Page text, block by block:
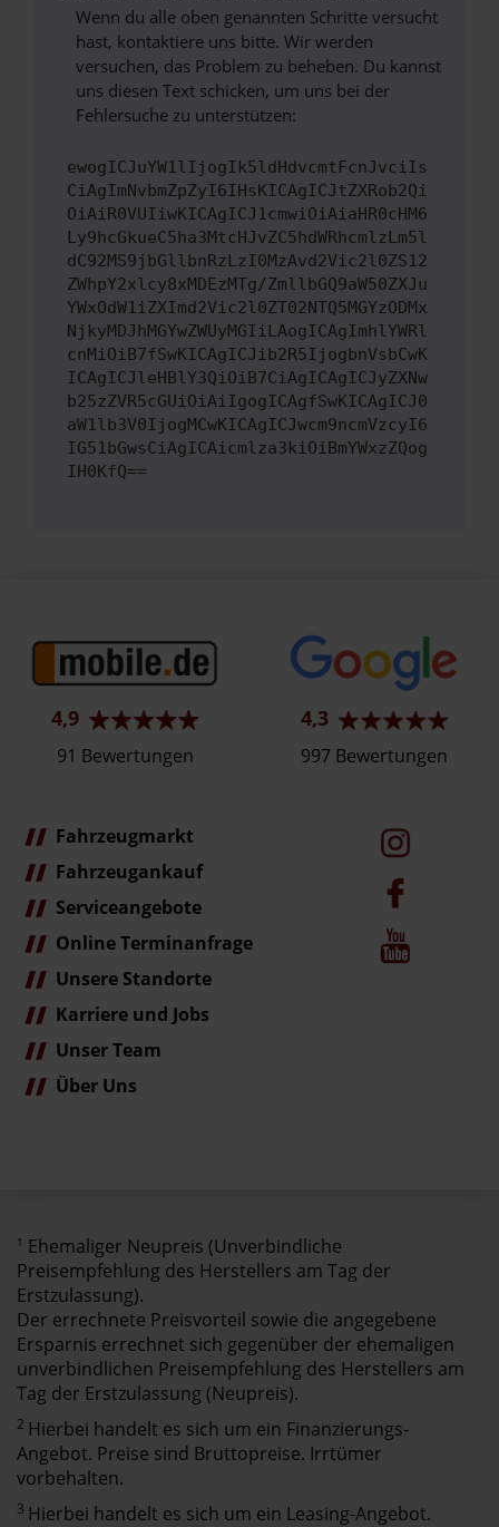
Wenn du alle oben genannten Schritte versucht
hast, kontaktiere uns bitte. Wir werden
versuchen, das Problem zu beheben. Du kannst
uns diesen Text schicken, um uns bei der
Fehlersuche zu unterstützen:
ewogICJuYW1lIjogIk5ldHdvcmtFcnJvciIs
CiAgImNvbmZpZyI6IHsKICAgICJtZXRob2Qi
OiAiR0VUIiwKICAgICJ1cmwiOiAiaHR0cHM6
Ly9hcGkueC5ha3MtcHJvZC5hdWRhcmlzLm5l
dC92MS9jbGllbnRzLzI0MzAvd2Vic2l0ZS12
ZWhpY2xlcy8xMDEzMTg/ZmllbGQ9aW50ZXJu
YWxOdW1iZXImd2Vic2l0ZT02NTQ5MGYzODMx
NjkyMDJhMGYwZWUyMGIiLAogICAgImhlYWRl
cnMiOiB7fSwKICAgICJib2R5IjogbnVsbCwK
ICAgICJleHBlY3QiOiB7CiAgICAgICJyZXNw
b25zZVR5cGUiOiAiIgogICAgfSwKICAgICJ0
aW1lb3V0IjogMCwKICAgICJwcm9ncmVzcyI6
IG51bGwsCiAgICAicmlza3kiOiBmYWxzZQog
IH0KfQ==
4,9
91 Bewertungen
4,3
997 Bewertungen
Fahrzeugmarkt
Fahrzeugankauf
Serviceangebote
Online Terminanfrage
Unsere Standorte
Karriere und Jobs
Unser Team
Über Uns
1 Ehemaliger Neupreis (Unverbindliche
Preisempfehlung des Herstellers am Tag der
Erstzulassung).
Der errechnete Preisvorteil sowie die angegebene
Ersparnis errechnet sich gegenüber der ehemaligen
unverbindlichen Preisempfehlung des Herstellers am
Tag der Erstzulassung (Neupreis).
2 Hierbei handelt es sich um ein Finanzierungs-
Angebot. Preise sind Bruttopreise. Irrtümer
vorbehalten.
3 Hierbei handelt es sich um ein Leasing-Angebot.